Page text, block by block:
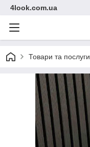
4look.com.ua
Товари та послуги